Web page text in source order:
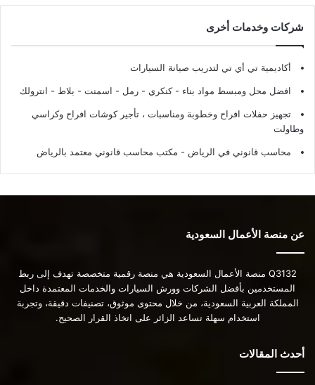
شركات وخدمات أخرى
أكاديمية تي أي تي لتدريب صيانة السيارات
افضل محل ومبسط مواد بناء - كنكري - رمل - اسمنت - بلاط - انترولك
تجهيز حفلات افراح وخطوبة ومناسبات ، تأجير كوشات افراح وكراسي
وطاولت
محاسب قانوني في الرياض - مكتب محاسب قانوني معتمد بالرياض
عن منصة الأعمال السعودية
Q3132 منصة الأعمال السعودية هي منصة رقمية متخصصة تهدف إلى ربط
المستخدمين بأفضل الشركات وورش السيارات والخدمات المعتمدة داخل
المملكة العربية السعودية، من خلال محتوى موثوق، تصنيفات دقيقة، وتجربة
استخدام سهلة تساعد الزائر على اتخاذ القرار الصحيح.
أحدث المقالات